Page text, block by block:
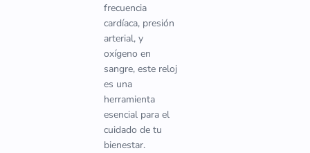
frecuencia
cardíaca, presión
arterial, y
oxígeno en
sangre, este reloj
es una
herramienta
esencial para el
cuidado de tu
bienestar.